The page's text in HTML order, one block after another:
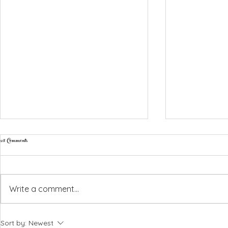
Amber & Ryan, Liopetro - 6th July 2026
28 Comments
Write a comment...
Sort by: Newest